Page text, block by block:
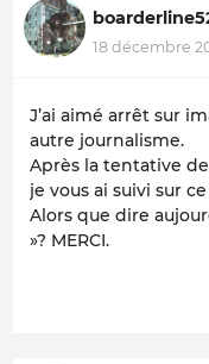
18 décembre
J’ai aimé arrêt sur
autre journalisme.
Après la tentative
je vous ai suivi sur
Alors que dire
»? MERCI.